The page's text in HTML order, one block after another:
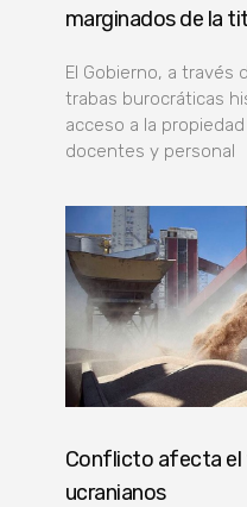
marginados de la
El Gobierno, a través
trabas burocráticas
acceso a la
docentes y personal
Conflicto afecta el
ucranianos